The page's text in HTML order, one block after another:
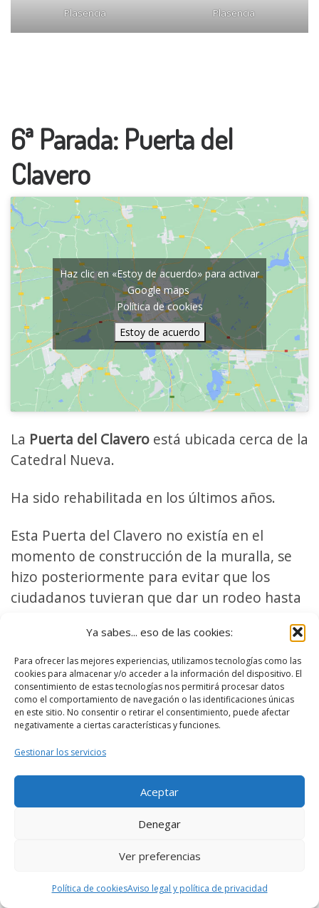
Ya sabes... eso de las cookies:
Para ofrecer las mejores experiencias, utilizamos tecnologías como las
cookies para almacenar y/o acceder a la información del dispositivo. El
consentimiento de estas tecnologías nos permitirá procesar datos
como el comportamiento de navegación o las identificaciones únicas
en este sitio. No consentir o retirar el consentimiento, puede afectar
negativamente a ciertas características y funciones.
Gestionar los servicios
Aceptar
Denegar
Ver preferencias
Política de cookiesAviso legal y política de privacidad
Plasencia
Plasencia
6ª Parada: Puerta del
Clavero
Haz clic en «Estoy de acuerdo» para activar
Google maps
Política de cookies
Estoy de acuerdo
La Puerta del Clavero está ubicada cerca de la
Catedral Nueva.
Ha sido rehabilitada en los últimos años.
Esta Puerta del Clavero no existía en el
momento de construcción de la muralla, se
hizo posteriormente para evitar que los
ciudadanos tuvieran que dar un rodeo hasta
Puerta Clavero (interior),
Plasencia
Puerta Clavero (exterior),
Plasencia